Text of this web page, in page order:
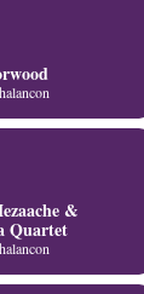
&
Quartet